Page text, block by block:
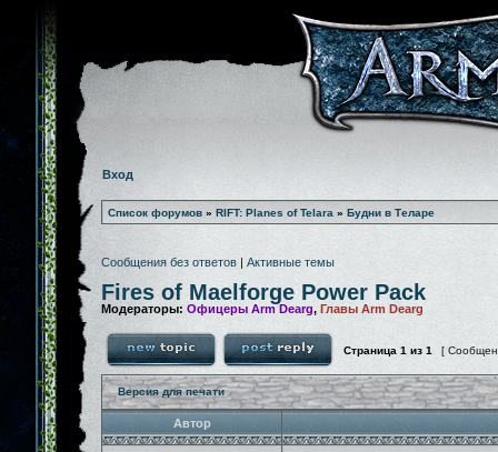
Вход
Список форумов » RIFT: Planes of Telara » Будни в Теларе
Сообщения без ответов | Активные темы
Fires of Maelforge Power Pack
Модераторы: Офицеры Arm Dearg, Главы Arm Dearg
Страница 1 из 1 [
Версия для печати
Автор